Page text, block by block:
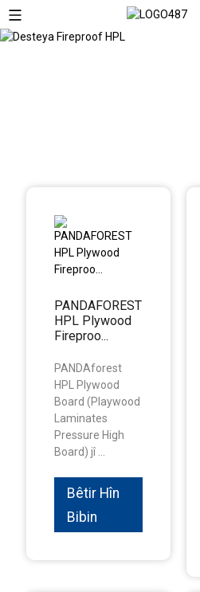
PANDAFOREST
HPL Plywood
Fireproo...
PANDAforest
HPL Plywood
Board (Playwood
Laminates
Pressure High
Board) jî ...
Bêtir Hîn
Bibin